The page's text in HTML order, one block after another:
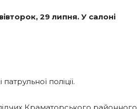
29 липня. У салоні
поліції.